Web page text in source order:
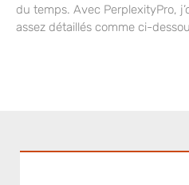
du temps. Avec PerplexityPro,
assez détaillés comme ci-